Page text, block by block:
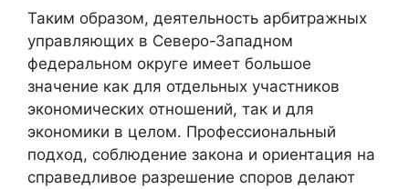
Таким образом, деятельность арбитражных
управляющих в Северо-Западном
федеральном округе имеет большое
значение как для отдельных участников
экономических отношений, так и для
экономики в целом. Профессиональный
подход, соблюдение закона и ориентация на
справедливое разрешение споров делают